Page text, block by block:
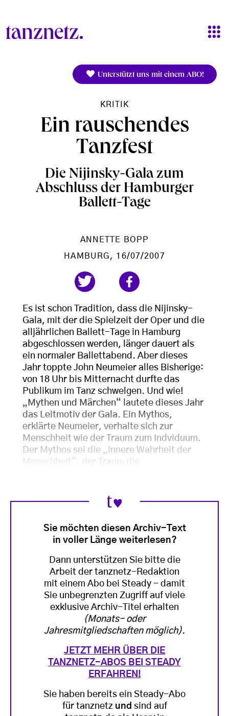
Unterstützt uns mit einem ABO!
KRITIK
Ein rauschendes
Tanzfest
Die Nijinsky-Gala zum
Abschluss der Hamburger
Ballett-Tage
ANNETTE BOPP
HAMBURG , 16/07/2007
Es ist schon Tradition, dass die Nijinsky-
Gala, mit der die Spielzeit der Oper und die
alljährlichen Ballett-Tage in Hamburg
abgeschlossen werden, länger dauert als
ein normaler Ballettabend. Aber dieses
Jahr toppte John Neumeier alles Bisherige:
von 18 Uhr bis Mitternacht durfte das
Publikum im Tanz schwelgen. Und wie!
„Mythen und Märchen“ lautete dieses Jahr
das Leitmotiv der Gala. Ein Mythos,
erklärte Neumeier, verhalte sich zur
Menschheit wie der Traum zum Indviduum.
Der Mythos sei die „innere Wahrheit der
Menschheit“, der Traum die
Sie möchten diesen Archiv-Text
in voller Länge weiterlesen?
Dann unterstützen Sie bitte die
Arbeit der tanznetz-Redaktion
mit einem Abo bei Steady - damit
Sie unbegrenzten Zugriff auf viele
exklusive Archiv-Titel erhalten
(Monats- oder
Jahresmitgliedschaften möglich).
JETZT MEHR ÜBER DIE
TANZNETZ-ABOS BEI STEADY
ERFAHREN!
Sie haben bereits ein Steady-Abo
für tanznetz und sind auf